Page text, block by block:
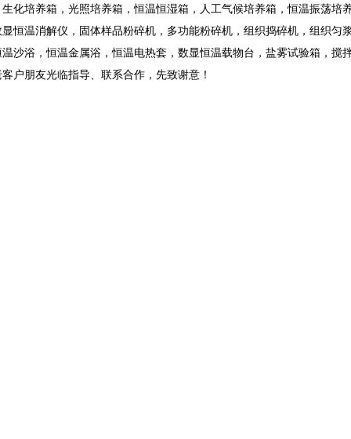
化培养箱，光照培养箱，恒温恒湿箱，人工气候培养箱，恒温振荡
恒温消解仪，固体样品粉碎机，多功能粉碎机，组织捣碎机，组织
沙浴，恒温金属浴，恒温电热套，数显恒温载物台，盐雾试验箱，搅
户朋友光临指导、联系合作，先致谢意！